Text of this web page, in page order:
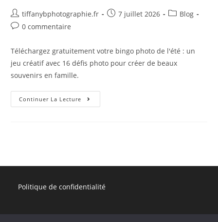
tiffanybphotographie.fr 7 juillet 2026
Blog
0 commentaire
Téléchargez gratuitement votre bingo photo de l'été : un
jeu créatif avec 16 défis photo pour créer de beaux
souvenirs en famille.
Continuer La Lecture
Politique de confidentialité